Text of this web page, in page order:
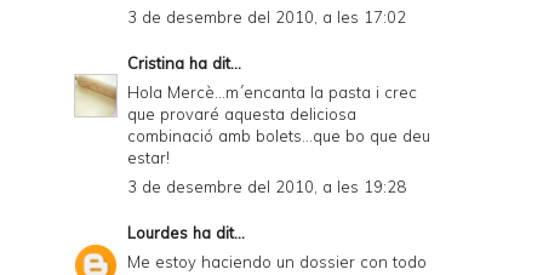
3 de desembre del 2010, a les 17:02
Cristina ha dit...
Hola Mercè...m´encanta la pasta i crec
que provaré aquesta deliciosa
combinació amb bolets...que bo que deu
estar!
3 de desembre del 2010, a les 19:28
Lourdes ha dit...
Me estoy haciendo un dossier con todo